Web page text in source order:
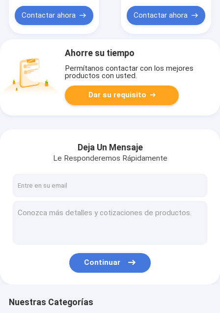
Contactar ahora Contactar ahora
Ahorre su tiempo
Permítanos contactar con los mejores
productos con usted.
Dar su requisito
Deja Un Mensaje
Le Responderemos Rápidamente
Continuar
Nuestras Categorías